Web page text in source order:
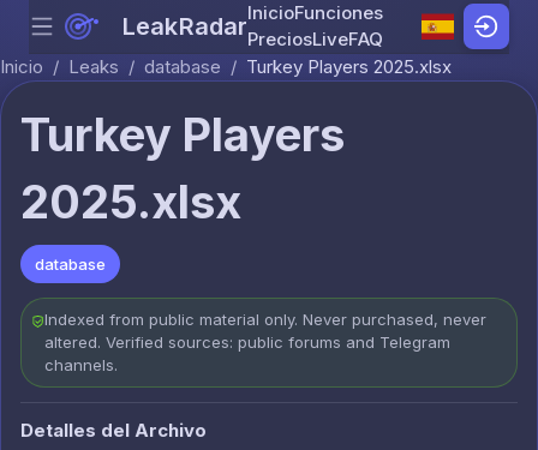
Skip to content
Menu LeakRadarInicioFunciones
PreciosLiveFAQ
Inicio / Leaks / database / Turkey Players 2025.xlsx
Turkey Players
2025.xlsx
database
Indexed from public material only. Never purchased, never
altered. Verified sources: public forums and Telegram
channels.
Detalles del Archivo